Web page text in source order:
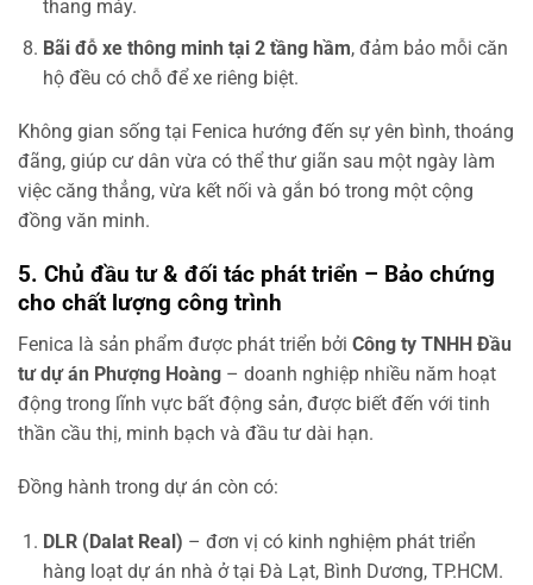
thang máy.
Bãi đỗ xe thông minh tại 2 tầng hầm, đảm bảo mỗi căn
hộ đều có chỗ để xe riêng biệt.
Không gian sống tại Fenica hướng đến sự yên bình, thoáng
đãng, giúp cư dân vừa có thể thư giãn sau một ngày làm
việc căng thẳng, vừa kết nối và gắn bó trong một cộng
đồng văn minh.
5. Chủ đầu tư & đối tác phát triển – Bảo chứng
cho chất lượng công trình
Fenica là sản phẩm được phát triển bởi Công ty TNHH Đầu
tư dự án Phượng Hoàng – doanh nghiệp nhiều năm hoạt
động trong lĩnh vực bất động sản, được biết đến với tinh
thần cầu thị, minh bạch và đầu tư dài hạn.
Đồng hành trong dự án còn có:
DLR (Dalat Real) – đơn vị có kinh nghiệm phát triển
hàng loạt dự án nhà ở tại Đà Lạt, Bình Dương, TP.HCM.